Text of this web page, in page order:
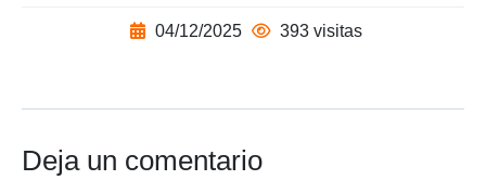
04/12/2025 393 visitas
Deja un comentario